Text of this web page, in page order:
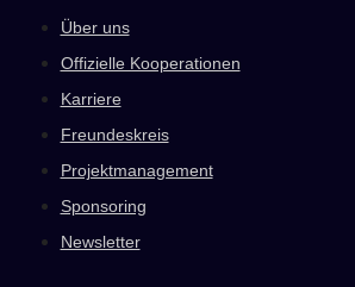
Über uns
Offizielle Kooperationen
Karriere
Freundeskreis
Projektmanagement
Sponsoring
Newsletter